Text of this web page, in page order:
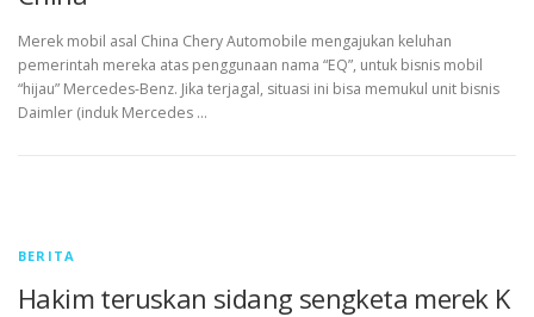
Merek mobil asal China Chery Automobile mengajukan keluhan
pemerintah mereka atas penggunaan nama “EQ”, untuk bisnis mobil
“hijau” Mercedes-Benz. Jika terjagal, situasi ini bisa memukul unit bisnis
Daimler (induk Mercedes …
BERITA
Hakim teruskan sidang sengketa merek K